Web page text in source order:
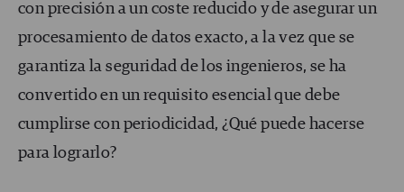
con precisión a un coste reducido y de asegurar un
procesamiento de datos exacto, a la vez que se
garantiza la seguridad de los ingenieros, se ha
convertido en un requisito esencial que debe
cumplirse con periodicidad, ¿Qué puede hacerse
para lograrlo?